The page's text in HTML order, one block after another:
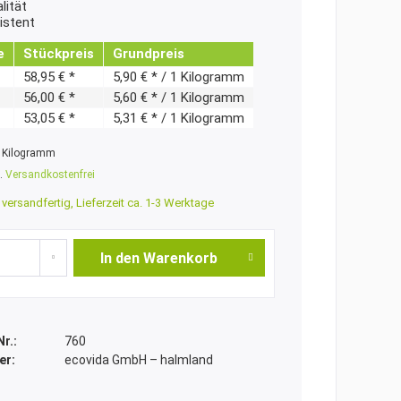
Stückpreis
Grundpreis
58,95 € *
5,90 € * / 1 Kilogramm
56,00 € *
5,60 € * / 1 Kilogramm
53,05 € *
5,31 € * / 1 Kilogramm
Versandkostenfrei
Lieferzeit ca. 1-3 Werktage
In den Warenkorb
760
ecovida GmbH – halmland